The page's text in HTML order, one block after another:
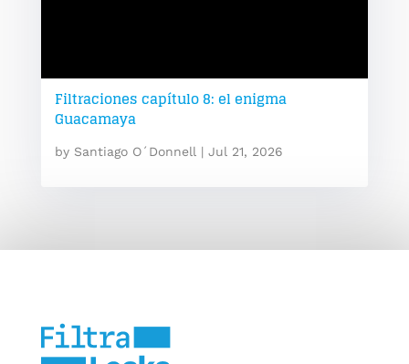
Filtraciones capítulo 8: el enigma
Guacamaya
by Santiago O´Donnell| Jul 21, 2026